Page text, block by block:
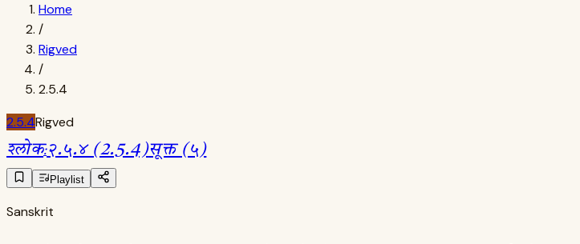
Home
/
Rigved
/
2.5.4
2.5.4Rigved
श्लोक:२.५.४ (2.5.4)सूक्त (५)
Playlist
Sanskrit